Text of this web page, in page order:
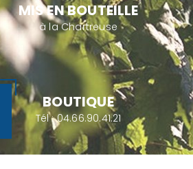
MIS EN BOUTEILLE
à la Chartreuse
BOUTIQUE
Tél :04.66.90.41.21